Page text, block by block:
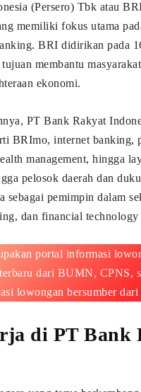
(Persero) Tbk atau
memiliki fokus utama
BRI didirikan pada
membantu
ekonomi.
PT Bank Rakyat
BRImo, internet banking,
management, hingga
pelosok daerah dan
sebagai pemimpin dalam
dan financial technology
portal informasi
dari BUMN, CPNS,
lowongan bersumber
di PT Bank